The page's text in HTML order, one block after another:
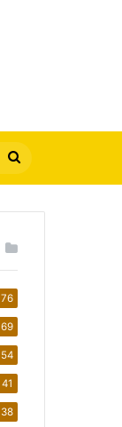
Arama
yap
76
69
54
41
38